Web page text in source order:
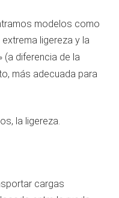
modelos como
ligereza y la
(a diferencia de la
más adecuada para
la ligereza.
cargas